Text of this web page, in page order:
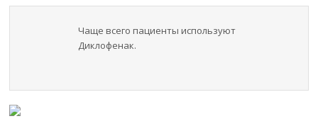
Чаще всего пациенты используют
Диклофенак.